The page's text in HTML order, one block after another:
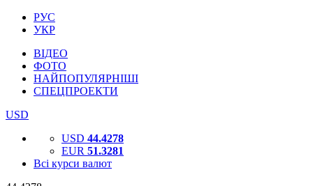
РУС
УКР
ВІДЕО
ФОТО
НАЙПОПУЛЯРНІШІ
СПЕЦПРОЕКТИ
USD
USD 44.4278
EUR 51.3281
Всі курси валют